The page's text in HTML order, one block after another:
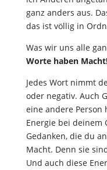
ganz anders aus.
das ist völlig in
Was wir uns alle
Worte haben
Jedes Wort nimmt
oder negativ. Auch
eine andere Person
Energie bei deinem
Gedanken, die du
Macht. Denn sie
Und auch diese